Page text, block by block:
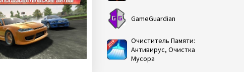
GameGuardian
Очиститель Памяти:
Антивирус, Очистка
Мусора